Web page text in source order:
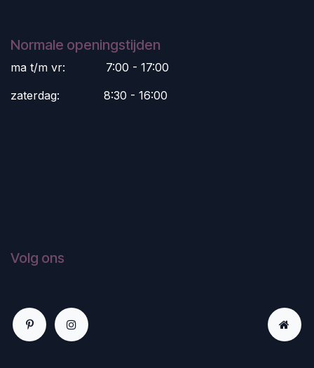
Normale openingstijden
ma t/m vr:
​7:00 - 17:00
zaterdag:
​8:30 - 16:00
Volg ons